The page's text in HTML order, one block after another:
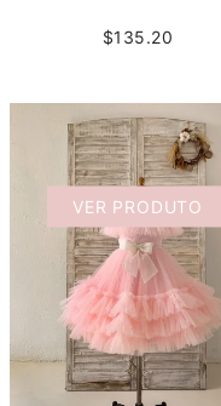
$135.20
VER PRODUTO